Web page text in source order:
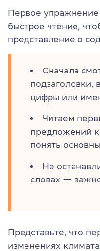
Первое
быстрое чтение,
представление о
Сначала
подзаголовки,
цифры или
Читаем
предложений
понять
Не
словах —
Представьте, что
изменениях